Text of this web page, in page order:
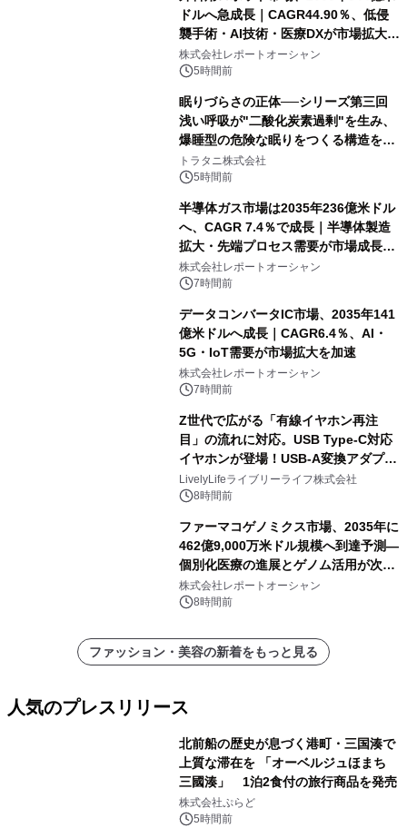
ドルへ急成長｜CAGR44.90％、低侵
襲手術・AI技術・医療DXが市場拡大を
牽引
株式会社レポートオーシャン
5時間前
眠りづらさの正体──シリーズ第三回
浅い呼吸が"二酸化炭素過剰"を生み、
爆睡型の危険な眠りをつくる構造を解
説
トラタニ株式会社
5時間前
半導体ガス市場は2035年236億米ドル
へ、CAGR 7.4％で成長｜半導体製造
拡大・先端プロセス需要が市場成長を
加速
株式会社レポートオーシャン
7時間前
データコンバータIC市場、2035年141
億米ドルへ成長｜CAGR6.4％、AI・
5G・IoT需要が市場拡大を加速
株式会社レポートオーシャン
7時間前
Z世代で広がる「有線イヤホン再注
目」の流れに対応。USB Type-C対応
イヤホンが登場！USB-A変換アダプタ
ー付きでスマホからパソコンまで幅広
く活用可能
LivelyLifeライブリーライフ株式会社
8時間前
ファーマコゲノミクス市場、2035年に
462億9,000万米ドル規模へ到達予測―
個別化医療の進展とゲノム活用が次世
代ヘルスケア投資を加速
株式会社レポートオーシャン
8時間前
ファッション・美容の新着をもっと見る
人気のプレスリリース
北前船の歴史が息づく港町・三国湊で
上質な滞在を 「オーベルジュほまち
三國湊」 1泊2食付の旅行商品を発売
株式会社ぷらど
5時間前